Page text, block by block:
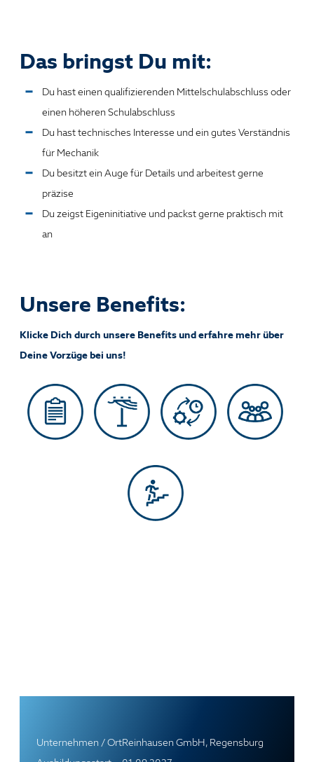
Das bringst Du mit:
Du hast einen qualifizierenden Mittelschulabschluss oder
einen höheren Schulabschluss
Du hast technisches Interesse und ein gutes Verständnis
für Mechanik
Du besitzt ein Auge für Details und arbeitest gerne
präzise
Du zeigst Eigeninitiative und packst gerne praktisch mit
an
Unsere Benefits:
Klicke Dich durch unsere Benefits und erfahre mehr über
Deine Vorzüge bei uns!
Unternehmen / OrtReinhausen GmbH, Regensburg